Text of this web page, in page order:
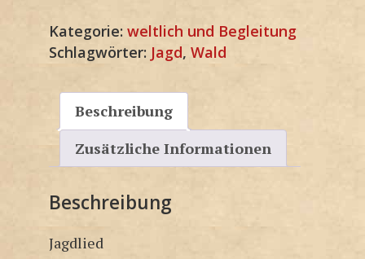
Kategorie: weltlich und Begleitung
Schlagwörter: Jagd, Wald
Beschreibung
Zusätzliche Informationen
Beschreibung
Jagdlied